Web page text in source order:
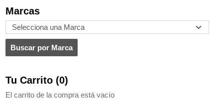
Marcas
Tu Carrito (0)
El carrito de la compra está vacío